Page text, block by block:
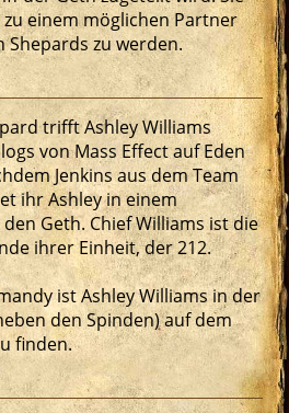
einem möglichen Partner
Shepards zu werden.
trifft Ashley Williams
von Mass Effect auf Eden
Jenkins aus dem Team
ihr Ashley in einem
Geth. Chief Williams ist die
ihrer Einheit, der 212.
ist Ashley Williams in der
den Spinden) auf dem
finden.